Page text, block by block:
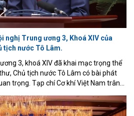
nghị Trung ương 3, Khoá XIV của
tịch nước Tô Lâm.
3, khoá XIV đã khai mạc trọng thể
Chủ tịch nước Tô Lâm có bài phát
trọng. Tạp chí Cơ khí Việt Nam trân